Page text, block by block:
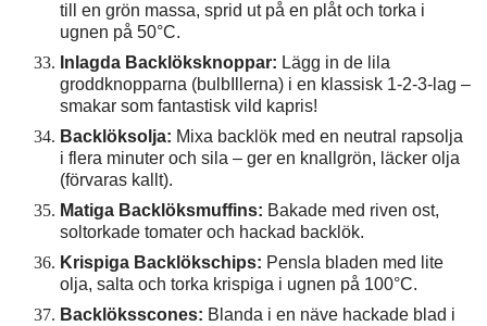
till en grön massa, sprid ut på en plåt och torka i
ugnen på 50°C.
Inlagda Backlöksknoppar: Lägg in de lila
groddknopparna (bulbIllerna) i en klassisk 1-2-3-lag –
smakar som fantastisk vild kapris!
Backlöksolja: Mixa backlök med en neutral rapsolja
i flera minuter och sila – ger en knallgrön, läcker olja
(förvaras kallt).
Matiga Backlöksmuffins: Bakade med riven ost,
soltorkade tomater och hackad backlök.
Krispiga Backlökschips: Pensla bladen med lite
olja, salta och torka krispiga i ugnen på 100°C.
Backlöksscones: Blanda i en näve hackade blad i